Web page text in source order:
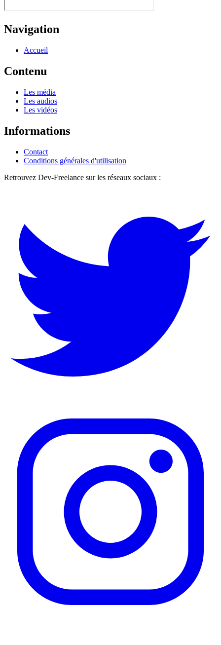
Navigation
Accueil
Contenu
Les média
Les audios
Les vidéos
Informations
Contact
Conditions générales d'utilisation
Retrouvez Dev-Freelance sur les réseaux sociaux :